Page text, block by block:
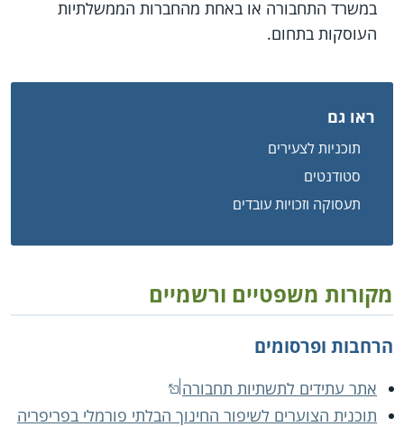
במשרד התחבורה או באחת מהחברות הממשלתיות
העוסקות בתחום.
ראו גם
תוכניות לצעירים
סטודנטים
תעסוקה וזכויות עובדים
מקורות משפטיים ורשמיים
הרחבות ופרסומים
אתר עתידים לתשתיות תחבורה
תוכנית הצוערים לשיפור החינוך הבלתי פורמלי בפריפריה